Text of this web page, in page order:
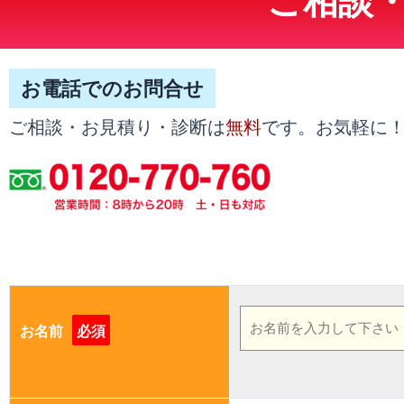
お電話でのお問合せ
ご相談・お見積り・診断は無料です。お気軽に
お名前 必須